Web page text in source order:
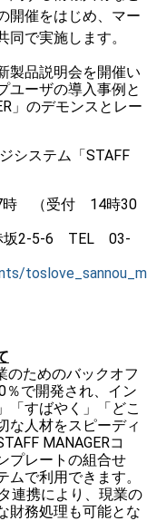
開催をはじめ、マー
で実施します。
製品説明会を開催い
ユーザの導入事例と
」のデモンスとレー
システム「STAFF
時 （受付 14時30
坂2-5-6 TEL 03-
toslove_sannou_m
のためのバックオフ
％で開発され、イン
「すばやく」「どこ
な人材をスピーディ
MANAGERコ
プレートの組合せ
で利用できます。
連携により、現業の
財務処理も可能とな